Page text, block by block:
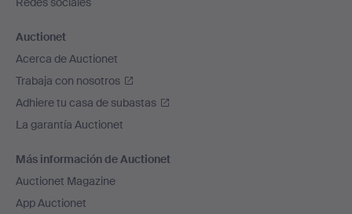
Auctionet
Acerca de Auctionet
Trabaja con nosotros
Adhiere tu casa de subastas
La garantía Auctionet
Más información de Auctionet
Auctionet Magazine
App Auctionet